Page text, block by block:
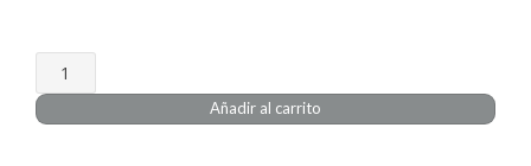
Farol
Forja
Rustico
Añadir al carrito